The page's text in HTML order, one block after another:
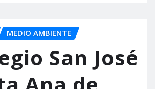
MEDIO AMBIENTE
San José